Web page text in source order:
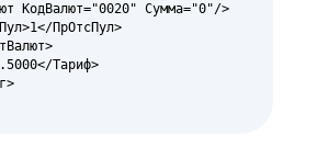
КодВалют="0020" Сумма="0"/>
ПрОтсПул>
Тариф>